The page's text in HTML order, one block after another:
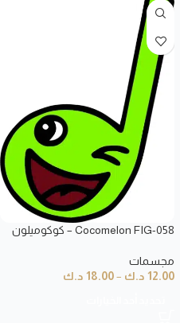
Cocomelon FIG-058 – كوكوميلون
مجسمات
12.00 د.ك –
18.00 د.ك